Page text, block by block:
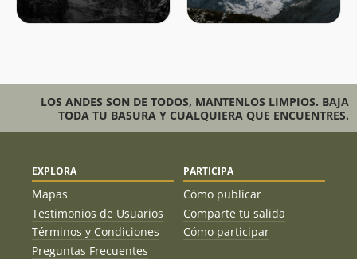
LOS ANDES SON DE TODOS, MANTENLOS LIMPIOS. BAJA
TODA TU BASURA Y CUALQUIERA QUE ENCUENTRES.
EXPLORA
Mapas
Testimonios de Usuarios
Términos y Condiciones
Preguntas Frecuentes
PARTICIPA
Cómo publicar
Comparte tu salida
Cómo participar